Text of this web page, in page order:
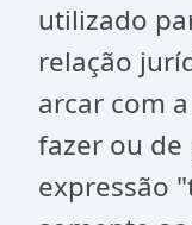
utilizado
relação
arcar com
fazer ou de
expressão